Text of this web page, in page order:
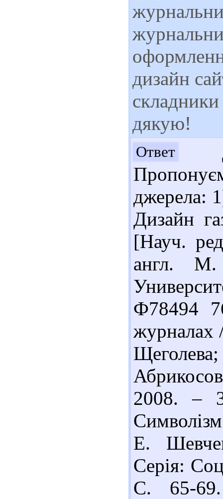
дизайн
дякую!
Ответ
джерела:
Дизайн
[Науч.
англ.
Ф78494
2008. –
Е.
Серія:
С. 65-